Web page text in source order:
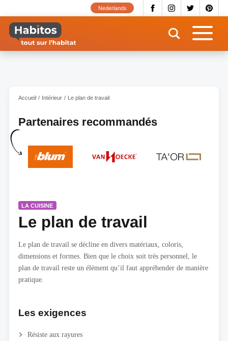
contenu
principal
Nederlands
Accueil Intérieur Le plan de travail
Partenaires recommandés
LA CUISINE
Le plan de travail
Le plan de travail se décline en divers matériaux, coloris,
dimensions et formes. Bien que le choix soit très personnel, le
plan de travail reste un élément qu’il faut appréhender de manière
pratique.
Les exigences
Résiste aux rayures